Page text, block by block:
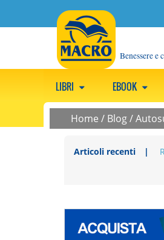
Benessere e
LIBRI EBOOK
Home / Blog/
Articoli recenti